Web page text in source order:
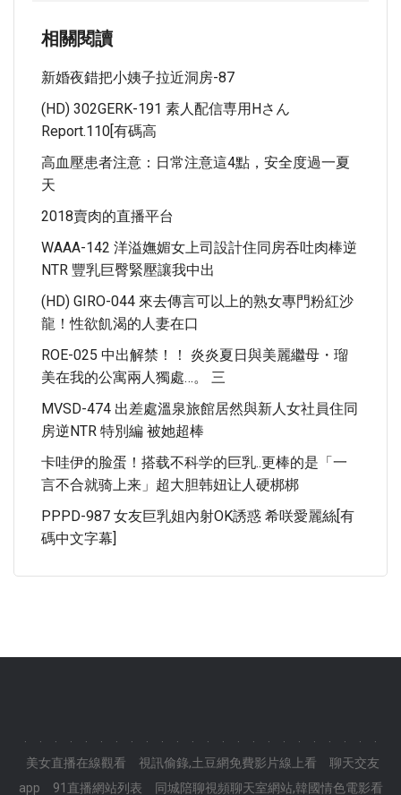
相關閱讀
新婚夜錯把小姨子拉近洞房-87
(HD) 302GERK-191 素人配信専用Hさん
Report.110[有碼高
高血壓患者注意：日常注意這4點，安全度過一夏
天
2018賣肉的直播平台
WAAA-142 洋溢嫵媚女上司設計住同房吞吐肉棒逆
NTR 豐乳巨臀緊壓讓我中出
(HD) GIRO-044 來去傳言可以上的熟女專門粉紅沙
龍！性欲飢渴的人妻在口
ROE-025 中出解禁！！ 炎炎夏日與美麗繼母・瑠
美在我的公寓兩人獨處…。 三
MVSD-474 出差處溫泉旅館居然與新人女社員住同
房逆NTR 特別編 被她超棒
卡哇伊的脸蛋！搭载不科学的巨乳..更棒的是「一
言不合就骑上来」超大胆韩妞让人硬梆梆
PPPD-987 女友巨乳姐內射OK誘惑 希咲愛麗絲[有
碼中文字幕]
美女直播在線觀看
視訊偷錄,土豆網免費影片線上看
聊天交友
app
91直播網站列表 同城陪聊視頻聊天室網站,韓國情色電影看